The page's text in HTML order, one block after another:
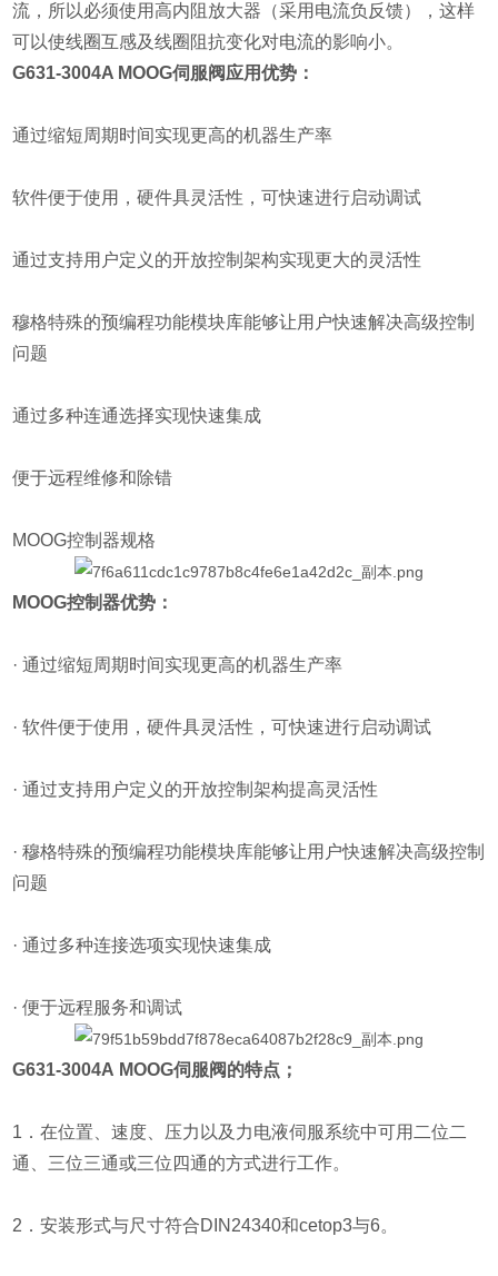
流，所以必须使用高内阻放大器（采用电流负反馈），这样
可以使线圈互感及线圈阻抗变化对电流的影响小。
G631-3004A MOOG伺服阀应用优势：
通过缩短周期时间实现更高的机器生产率
软件便于使用，硬件具灵活性，可快速进行启动调试
通过支持用户定义的开放控制架构实现更大的灵活性
穆格特殊的预编程功能模块库能够让用户快速解决高级控制
问题
通过多种连通选择实现快速集成
便于远程维修和除错
MOOG控制器规格
MOOG控制器优势：
· 通过缩短周期时间实现更高的机器生产率
· 软件便于使用，硬件具灵活性，可快速进行启动调试
· 通过支持用户定义的开放控制架构提高灵活性
· 穆格特殊的预编程功能模块库能够让用户快速解决高级控制
问题
· 通过多种连接选项实现快速集成
· 便于远程服务和调试
G631-3004A MOOG伺服阀的特点；
1．在位置、速度、压力以及力电液伺服系统中可用二位二
通、三位三通或三位四通的方式进行工作。
2．安装形式与尺寸符合DIN24340和cetop3与6。